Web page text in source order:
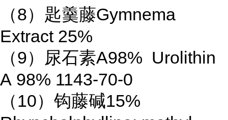
（8）匙羹藤Gymnema
Extract 25%
（9）尿石素A98% Urolithin
A 98% 1143-70-0
（10）钩藤碱15%